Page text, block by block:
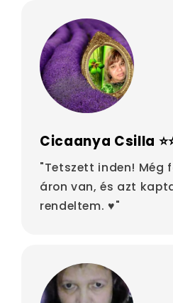
Cicaanya Csilla
"Tetszett inden! Még
áron van, és azt
rendeltem. ♥"